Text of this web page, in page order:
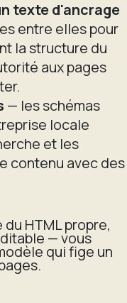
texte d'ancrage
entre elles pour
la structure du
aux pages
— les schémas
locale
et les
contenu avec des
HTML propre,
— vous
qui fige un